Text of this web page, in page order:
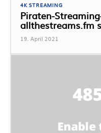
4K STREAMING
Piraten-
allthestreams.fm
19. April 2021